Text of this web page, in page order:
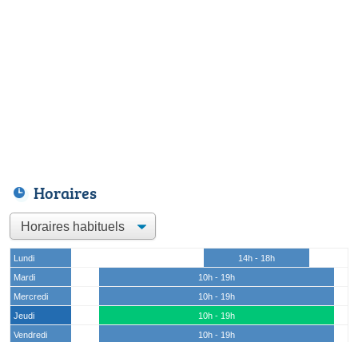
Horaires
Lundi
14h - 18h
Mardi
10h - 19h
Mercredi
10h - 19h
Jeudi
10h - 19h
Vendredi
10h - 19h